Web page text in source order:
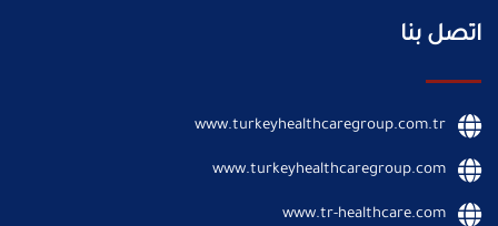
اتصل بنا
www.turkeyhealthcaregroup.com.tr
www.turkeyhealthcaregroup.com
www.tr-healthcare.com